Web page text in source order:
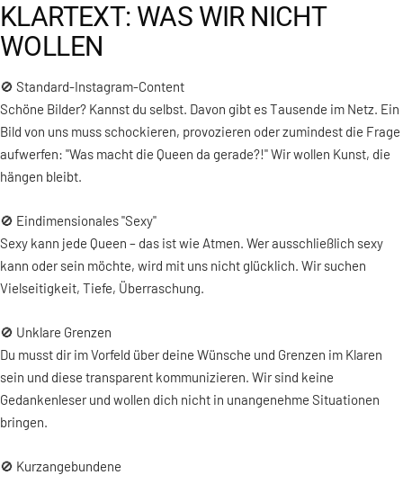
KLARTEXT: WAS WIR NICHT
WOLLEN
🚫 Standard-Instagram-Content
Schöne Bilder? Kannst du selbst. Davon gibt es Tausende im Netz. Ein
Bild von uns muss schockieren, provozieren oder zumindest die Frage
aufwerfen: "Was macht die Queen da gerade?!" Wir wollen Kunst, die
hängen bleibt.
🚫 Eindimensionales "Sexy"
Sexy kann jede Queen – das ist wie Atmen. Wer ausschließlich sexy
kann oder sein möchte, wird mit uns nicht glücklich. Wir suchen
Vielseitigkeit, Tiefe, Überraschung.
🚫 Unklare Grenzen
Du musst dir im Vorfeld über deine Wünsche und Grenzen im Klaren
sein und diese transparent kommunizieren. Wir sind keine
Gedankenleser und wollen dich nicht in unangenehme Situationen
bringen.
🚫 Kurzangebundene